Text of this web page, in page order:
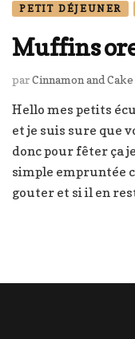
PETIT DÉJEUNER
Muffins
parCinnamon and Cake
Hello mes petits
et je suis sure que
donc pour fêter ça
simple empruntée
gouter et si il en